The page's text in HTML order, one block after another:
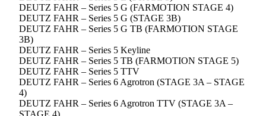
DEUTZ FAHR – Series 5 G (FARMOTION STAGE 4)
DEUTZ FAHR – Series 5 G (STAGE 3B)
DEUTZ FAHR – Series 5 G TB (FARMOTION STAGE
3B)
DEUTZ FAHR – Series 5 Keyline
DEUTZ FAHR – Series 5 TB (FARMOTION STAGE 5)
DEUTZ FAHR – Series 5 TTV
DEUTZ FAHR – Series 6 Agrotron (STAGE 3A – STAGE
4)
DEUTZ FAHR – Series 6 Agrotron TTV (STAGE 3A –